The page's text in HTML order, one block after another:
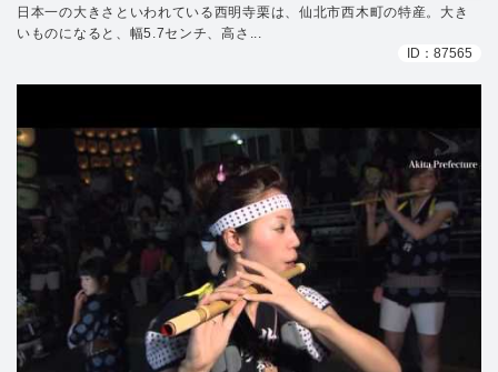
日本一の大きさといわれている西明寺栗は、仙北市西木町の特産。大き
いものになると、幅5.7センチ、高さ...
ID：87565